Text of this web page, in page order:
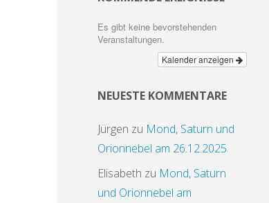
Es gibt keine bevorstehenden
Veranstaltungen.
Kalender anzeigen
NEUESTE KOMMENTARE
Jürgen zu Mond, Saturn und
Orionnebel am 26.12.2025
Elisabeth zu Mond, Saturn
und Orionnebel am